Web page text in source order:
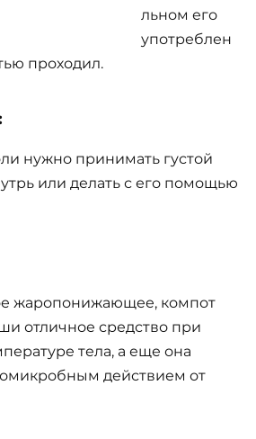
льном его
употреблен
проходил.
нужно принимать густой
или делать с его помощью
жаропонижающее, компот
отличное средство при
тела, а еще она
действием от